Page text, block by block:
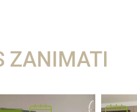
ZANIMATI